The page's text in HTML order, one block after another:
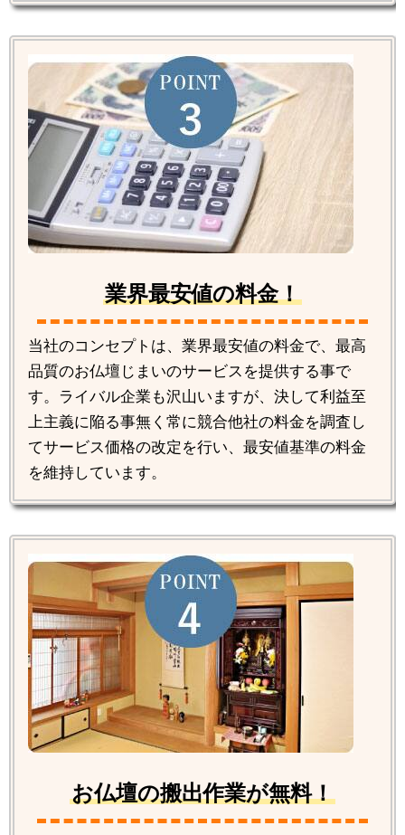
業界最安値の料金！
当社のコンセプトは、業界最安値の料金で、最高
品質のお仏壇じまいのサービスを提供する事で
す。ライバル企業も沢山いますが、決して利益至
上主義に陥る事無く常に競合他社の料金を調査し
てサービス価格の改定を行い、最安値基準の料金
を維持しています。
お仏壇の搬出作業が無料！